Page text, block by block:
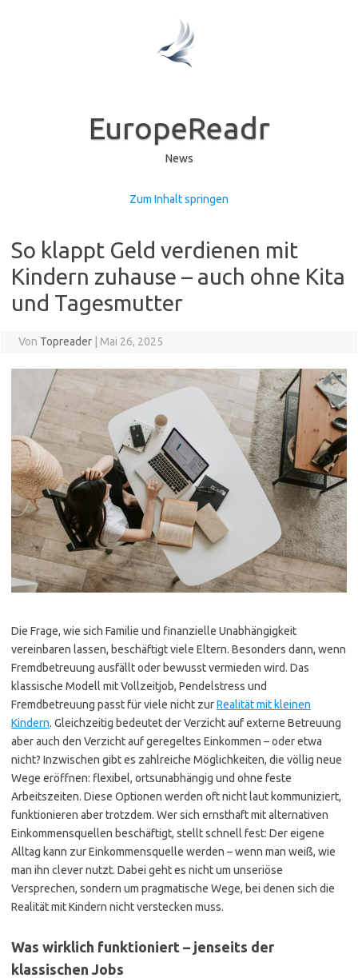
EuropeReadr
News
Zum Inhalt springen
So klappt Geld verdienen mit
Kindern zuhause – auch ohne Kita
und Tagesmutter
Von Topreader Mai 26, 2025
Die Frage, wie sich Familie und finanzielle Unabhängigkeit
vereinbaren lassen, beschäftigt viele Eltern. Besonders dann, wenn
Fremdbetreuung ausfällt oder bewusst vermieden wird. Das
klassische Modell mit Vollzeitjob, Pendelstress und
Fremdbetreuung passt für viele nicht zurRealität mit kleinen
Kindern. Gleichzeitig bedeutet der Verzicht auf externe Betreuung
aber auch den Verzicht auf geregeltes Einkommen – oder etwa
nicht? Inzwischen gibt es zahlreiche Möglichkeiten, die völlig neue
Wege eröffnen: flexibel, ortsunabhängig und ohne feste
Arbeitszeiten. Diese Optionen werden oft nicht laut kommuniziert,
funktionieren aber trotzdem. Wer sich ernsthaft mit alternativen
Einkommensquellen beschäftigt, stellt schnell fest: Der eigene
Alltag kann zur Einkommensquelle werden – wenn man weiß, wie
man ihn clever nutzt. Dabei geht es nicht um unseriöse
Versprechen, sondern um pragmatische Wege, bei denen sich die
Realität mit Kindern nicht verstecken muss.
Was wirklich funktioniert – jenseits der
klassischen Jobs